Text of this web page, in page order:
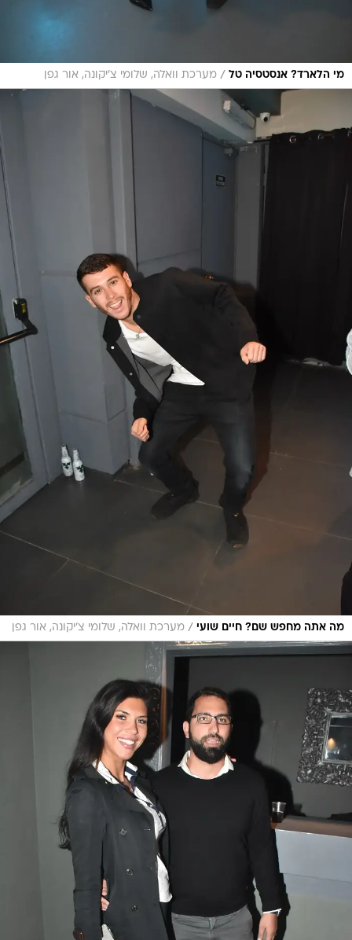
מי הלארד? אנסטסיה טל / מערכת וואלה, שלומי צ'יקונה, אור גפן
מה אתה מחפש שם? חיים שועי / מערכת וואלה, שלומי צ'יקונה, אור גפן